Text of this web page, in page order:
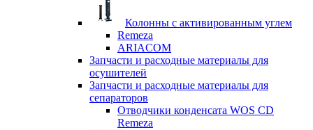
Колонны с активированным углем
Remeza
ARIACOM
Запчасти и расходные материалы для
осушителей
Запчасти и расходные материалы для
сепараторов
Отводчики конденсата WOS CD
Remeza